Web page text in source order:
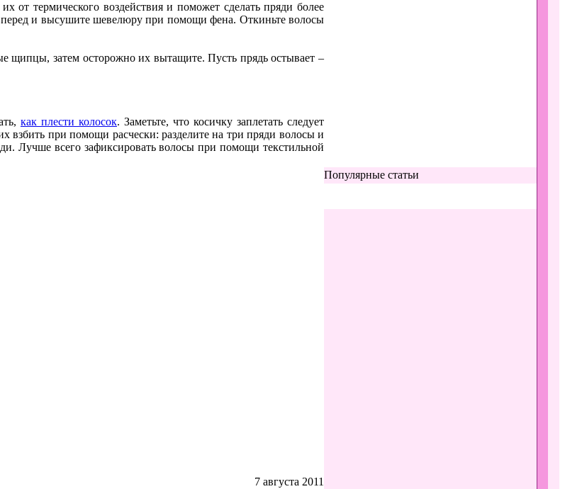
от термического воздействия и поможет сделать пряди более
и высушите шевелюру при помощи фена. Откиньте волосы
щипцы, затем осторожно их вытащите. Пусть прядь остывает –
как плести колосок. Заметьте, что косичку заплетать следует
взбить при помощи расчески: разделите на три пряди волосы и
Лучше всего зафиксировать волосы при помощи текстильной
7 августа 2011
Популярные статьи